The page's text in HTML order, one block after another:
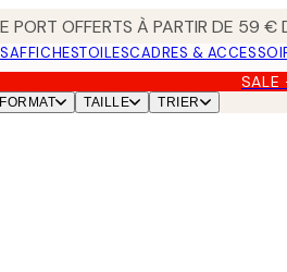
PORT OFFERTS À PARTIR DE 59 €
AFFICHESTOILESCADRES &
SALE
FORMAT TAILLE TRIER